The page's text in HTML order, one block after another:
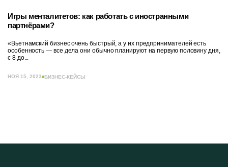
Игры менталитетов: как работать с иностранными
партнёрами?
«Вьетнамский бизнес очень быстрый, а у их предпринимателей есть
особенность — все дела они обычно планируют на первую половину дня,
с 8 до...
НОЯ 15, 2023 БИЗНЕС-КЕЙСЫ